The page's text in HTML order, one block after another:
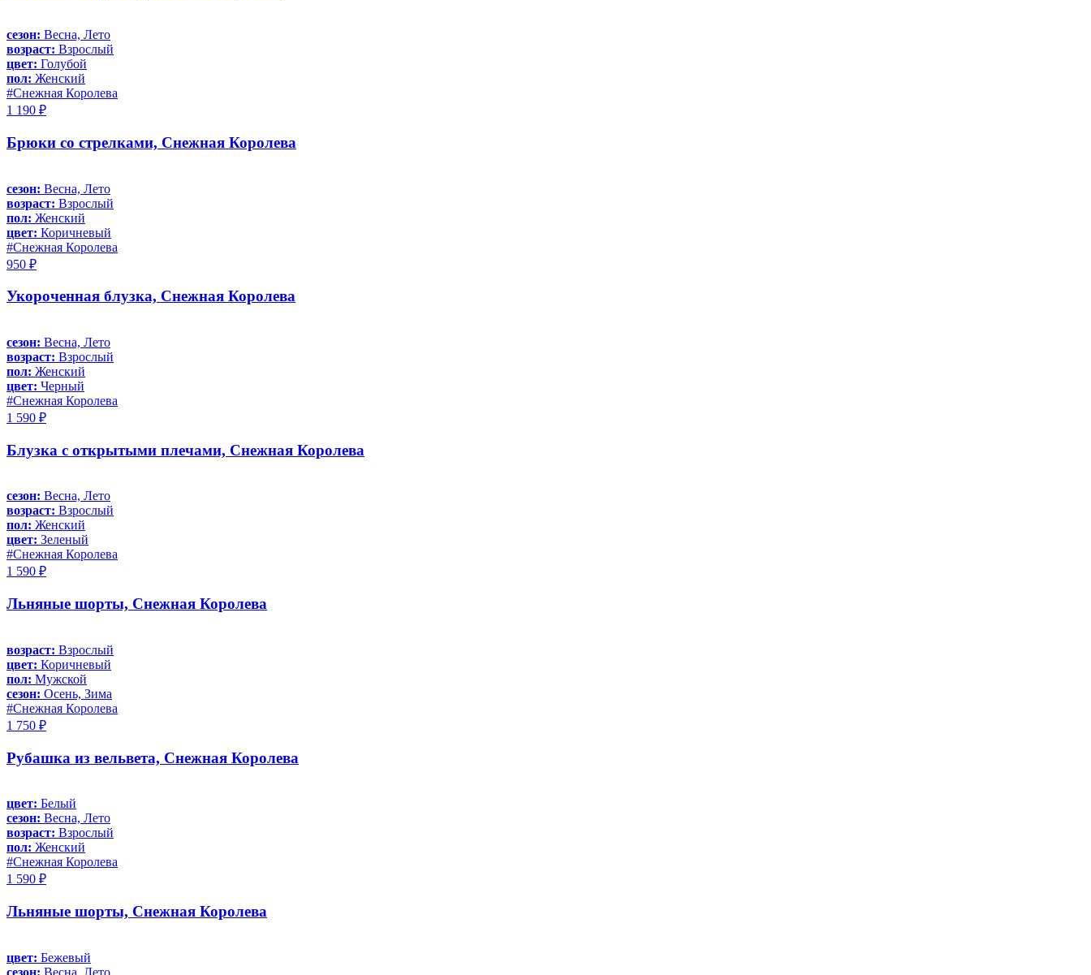
сезон: Весна, Лето
возраст: Взрослый
цвет: Голубой
пол: Женский
#Снежная Королева
1 190 ₽
Брюки со стрелками, Снежная Королева
сезон: Весна, Лето
возраст: Взрослый
пол: Женский
цвет: Коричневый
#Снежная Королева
950 ₽
Укороченная блузка, Снежная Королева
сезон: Весна, Лето
возраст: Взрослый
пол: Женский
цвет: Черный
#Снежная Королева
1 590 ₽
Блузка с открытыми плечами, Снежная Королева
сезон: Весна, Лето
возраст: Взрослый
пол: Женский
цвет: Зеленый
#Снежная Королева
1 590 ₽
Льняные шорты, Снежная Королева
возраст: Взрослый
цвет: Коричневый
пол: Мужской
сезон: Осень, Зима
#Снежная Королева
1 750 ₽
Рубашка из вельвета, Снежная Королева
цвет: Белый
сезон: Весна, Лето
возраст: Взрослый
пол: Женский
#Снежная Королева
1 590 ₽
Льняные шорты, Снежная Королева
цвет: Бежевый
сезон: Весна, Лето